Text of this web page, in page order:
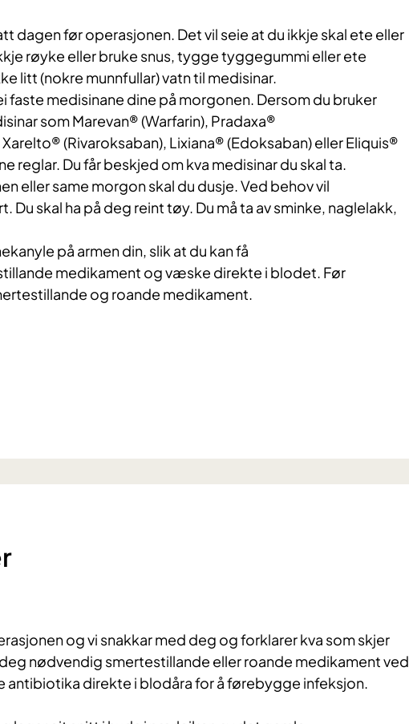
dagen før operasjonen. Det vil seie at du ikkje skal ete eller
røyke eller bruke snus, tygge tyggegummi eller ete
litt (nokre munnfullar) vatn til medisinar.
faste medisinane dine på morgonen. Dersom du bruker
som Marevan® (Warfarin), Pradaxa®
(Rivaroksaban), Lixiana® (Edoksaban) eller Eliquis®
reglar. Du får beskjed om kva medisinar du skal ta.
eller same morgon skal du dusje. Ved behov vil
Du skal ha på deg reint tøy. Du må ta av sminke, naglelakk,
på armen din, slik at du kan få
medikament og væske direkte i blodet. Før
og roande medikament.
og vi snakkar med deg og forklarer kva som skjer
nødvendig smertestillande eller roande medikament ved
antibiotika direkte i blodåra for å førebygge infeksjon.